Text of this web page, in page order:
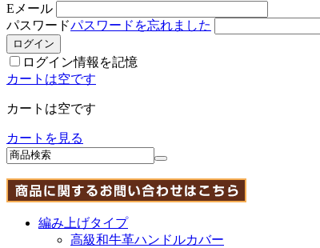
Eメール
パスワードパスワードを忘れました
ログイン情報を記憶
カートは空です
カートは空です
カートを見る
編み上げタイプ
高級和牛革ハンドルカバー